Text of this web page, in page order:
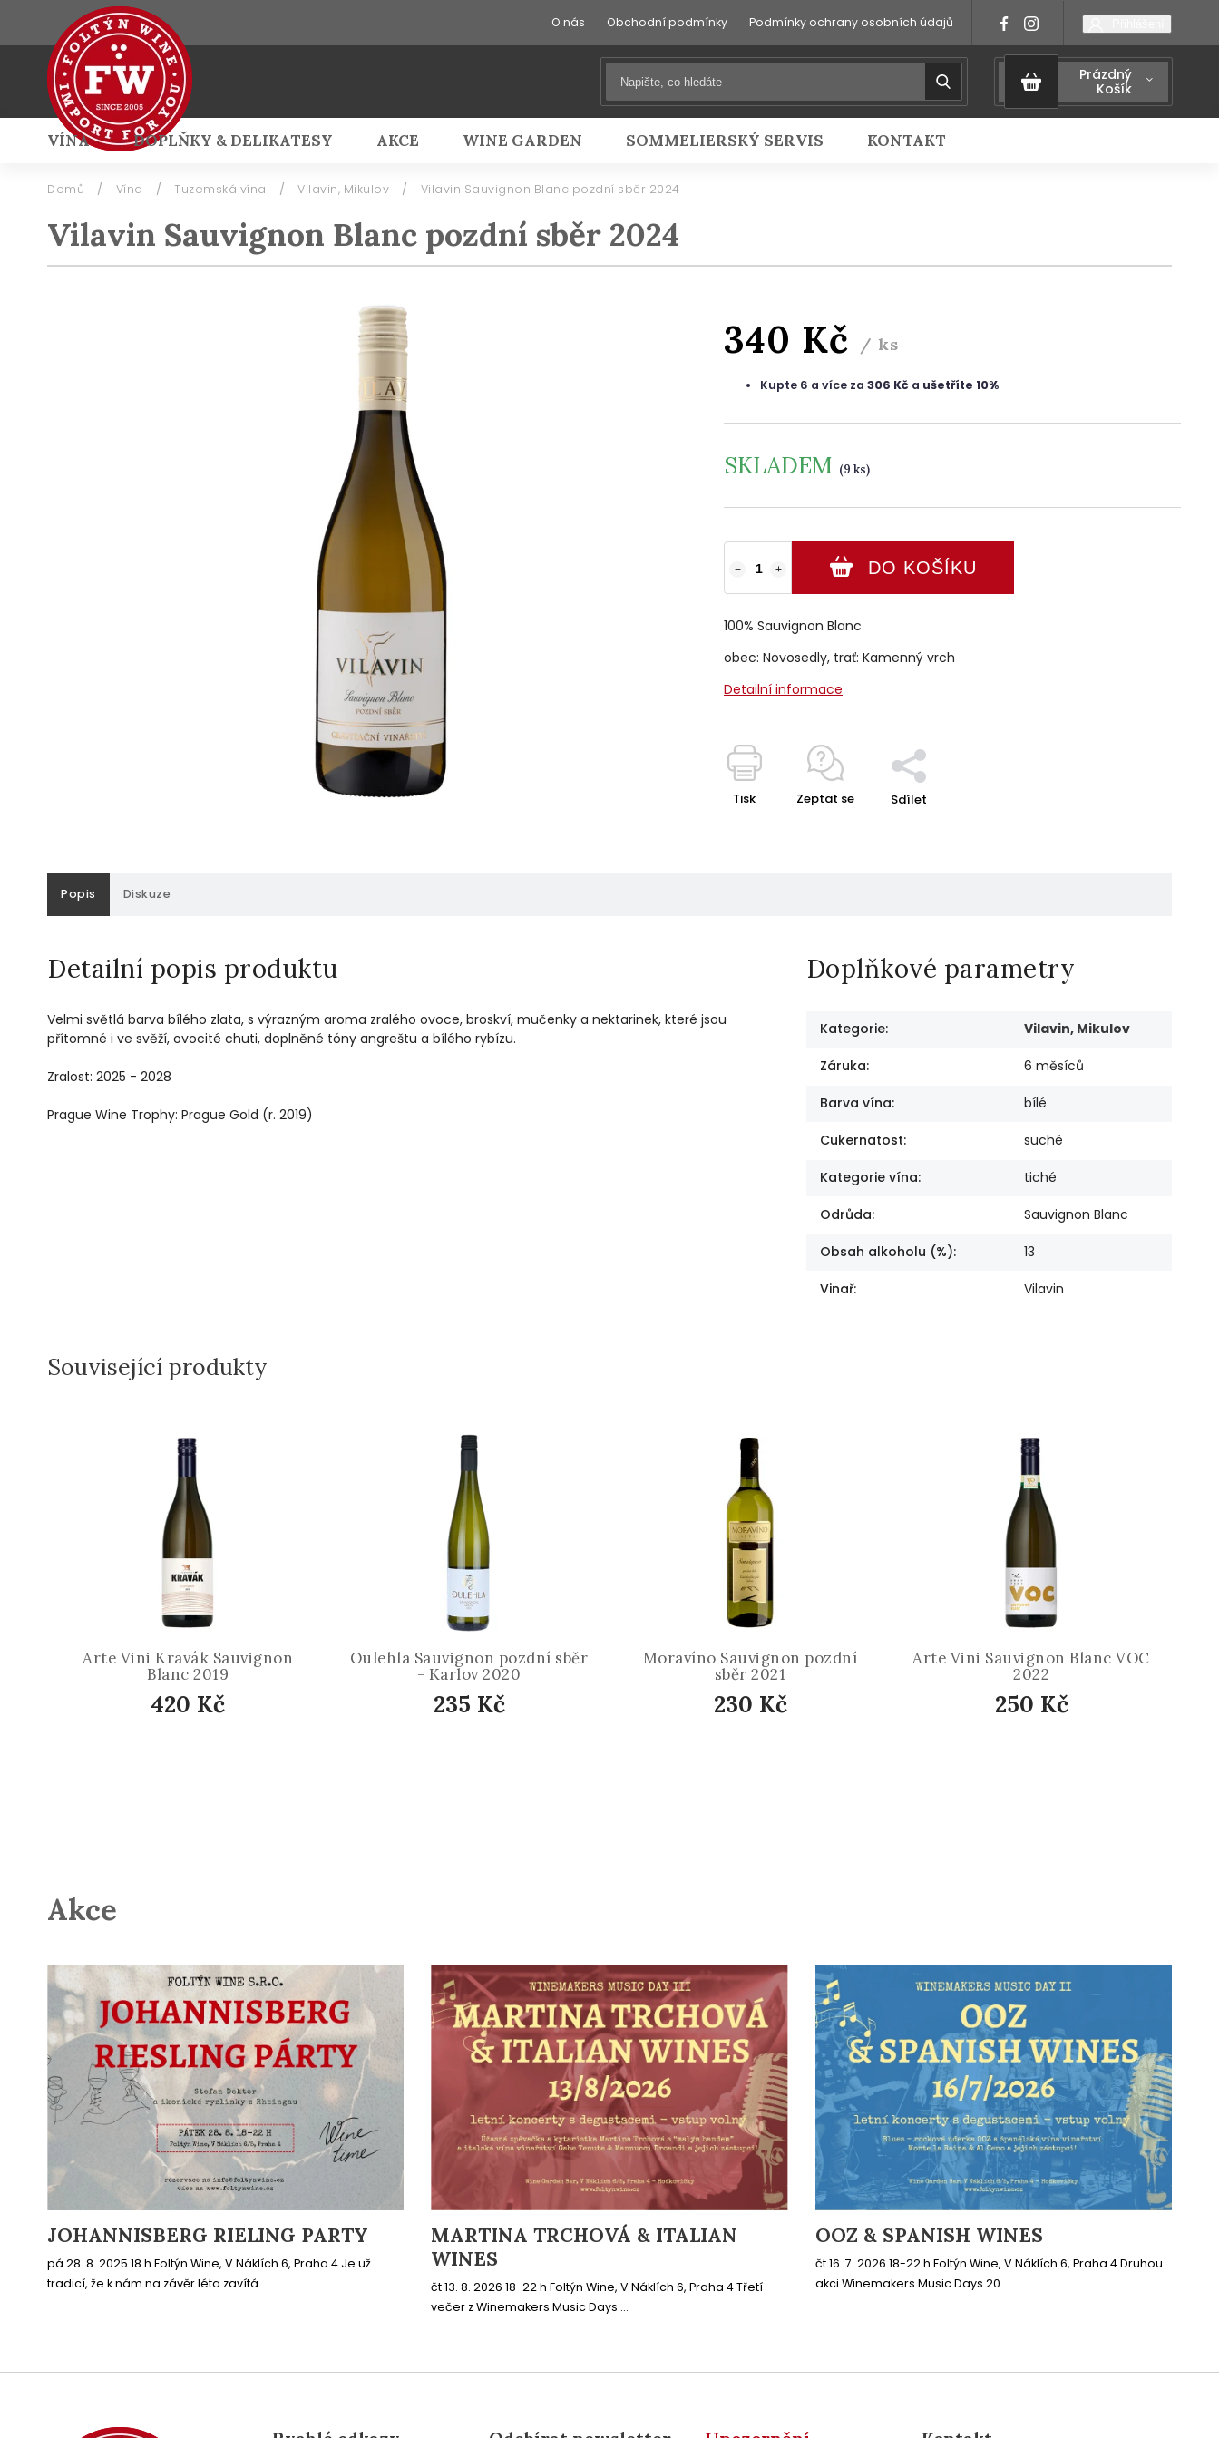
O nás Obchodní podmínky Podmínky ochrany osobních údajů
Prázdný
Košík
VÍNA DOPLŇKY & DELIKATESY AKCE WINE GARDEN SOMMELIERSKÝ SERVIS KONTAKT
Přihlášení
Domů / Vína / Tuzemská vína / Vilavin, Mikulov / Vilavin Sauvignon Blanc pozdní sběr 2024
Vilavin Sauvignon Blanc pozdní sběr 2024
340 Kč / ks
Kupte 6 a více za 306 Kč a ušetříte 10%
SKLADEM (9 ks)
+
− DO KOŠÍKU
100% Sauvignon Blanc
obec: Novosedly, trať: Kamenný vrch
Detailní informace
Tisk Zeptat se Sdílet
Popis Diskuze
Detailní popis produktu
Velmi světlá barva bílého zlata, s výrazným aroma zralého ovoce, broskví, mučenky a nektarinek, které jsou
přítomné i ve svěží, ovocité chuti, doplněné tóny angreštu a bílého rybízu.
Zralost: 2025 - 2028
Prague Wine Trophy: Prague Gold (r. 2019)
Doplňkové parametry
Kategorie: Vilavin, Mikulov
Záruka: 6 měsíců
Barva vína: bílé
Cukernatost: suché
Kategorie vína: tiché
Odrůda: Sauvignon Blanc
Obsah alkoholu (%): 13
Vinař: Vilavin
Související produkty
Arte Vini Kravák Sauvignon
Blanc 2019
420 Kč
Oulehla Sauvignon pozdní sběr
- Karlov 2020
235 Kč
Moravíno Sauvignon pozdní
sběr 2021
230 Kč
Arte Vini Sauvignon Blanc VOC
2022
250 Kč
Akce
JOHANNISBERG RIELING PARTY
pá 28. 8. 2025 18 h Foltýn Wine, V Náklích 6, Praha 4 Je už
tradicí, že k nám na závěr léta zavítá...
MARTINA TRCHOVÁ & ITALIAN
WINES
čt 13. 8. 2026 18-22 h Foltýn Wine, V Náklích 6, Praha 4 Třetí
večer z Winemakers Music Days ...
OOZ & SPANISH WINES
čt 16. 7. 2026 18-22 h Foltýn Wine, V Náklích 6, Praha 4 Druhou
akci Winemakers Music Days 20...